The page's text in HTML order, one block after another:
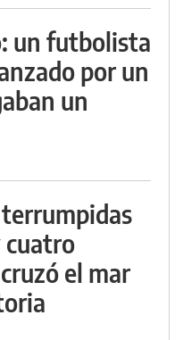
un futbolista
por un
un
cuatro
el mar